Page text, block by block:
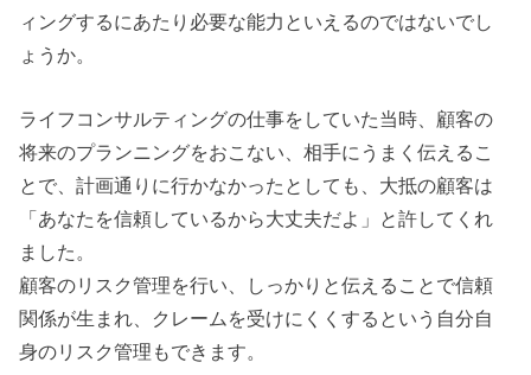
ィングするにあたり必要な能力といえるのではないでし
ょうか。
ライフコンサルティングの仕事をしていた当時、顧客の
将来のプランニングをおこない、相手にうまく伝えるこ
とで、計画通りに行かなかったとしても、大抵の顧客は
「あなたを信頼しているから大丈夫だよ」と許してくれ
ました。
顧客のリスク管理を行い、しっかりと伝えることで信頼
関係が生まれ、クレームを受けにくくするという自分自
身のリスク管理もできます。